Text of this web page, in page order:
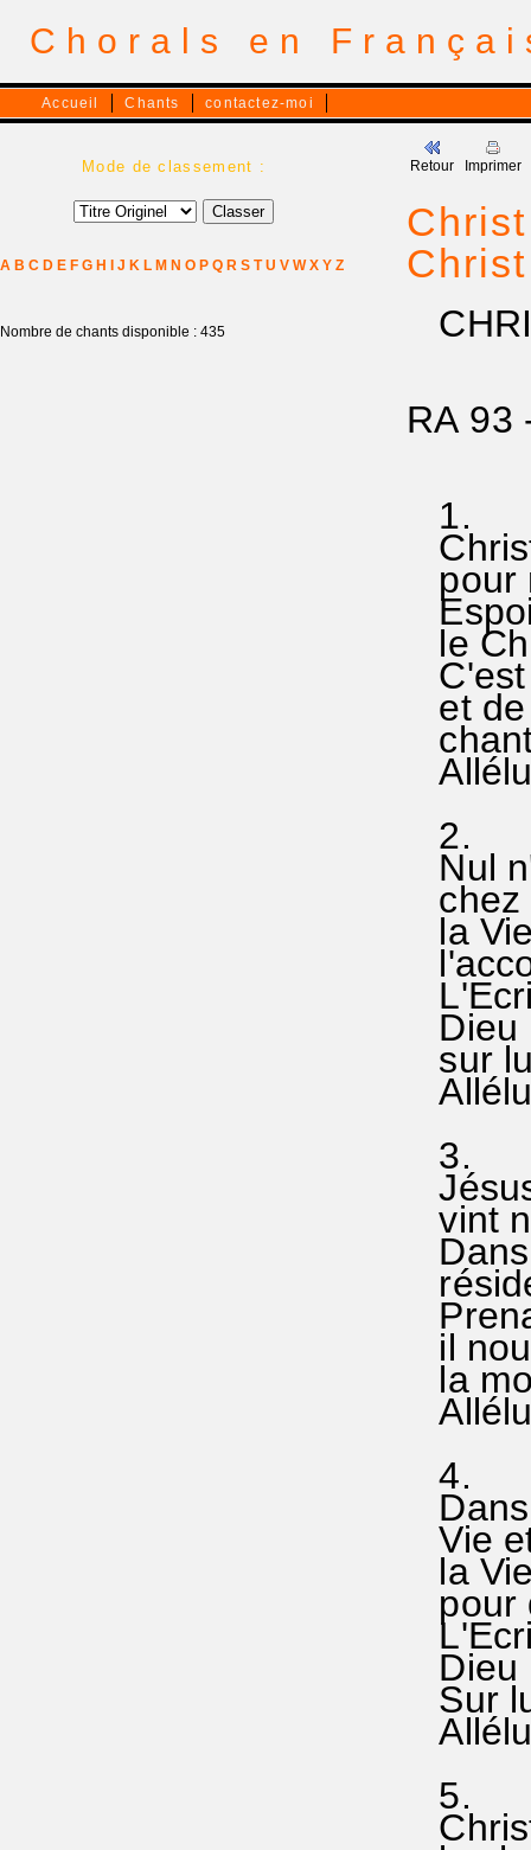
Chorals en
Accueil Chants contactez-moi
Mode de classement :
A B C D E F G H J K L M N O P Q R S T U V W X Y Z
Nombre de chants disponible : 435
Retour Imprimer
RA 93
1.
pour
le
C'est
et de
2.
Nul
chez
la
Dieu
sur
3.
vint
Dans
il
la
4.
Dans
Vie
la
pour
Dieu
Sur
5.